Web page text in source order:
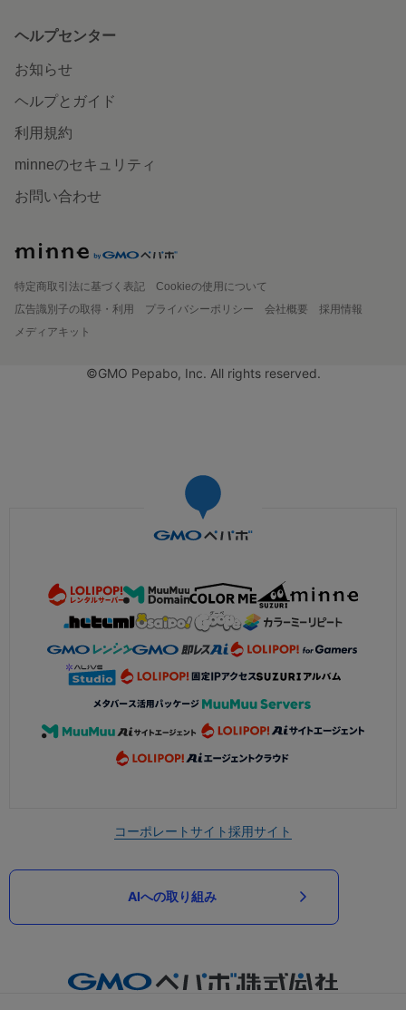
ヘルプセンター
お知らせ
ヘルプとガイド
利用規約
minneのセキュリティ
お問い合わせ
特定商取引法に基づく表記
Cookieの使用について
広告識別子の取得・利用
プライバシーポリシー 会社概要
採用情報
メディアキット
©GMO Pepabo, Inc. All rights reserved.
コーポレートサイト採用サイト
AIへの取り組み